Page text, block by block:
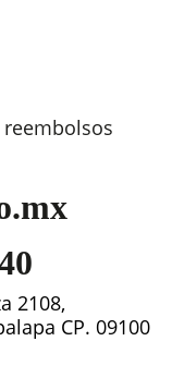
2108,
CP. 09100